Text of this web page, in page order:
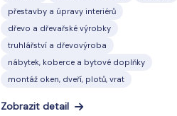
přestavby a úpravy interiérů
dřevo a dřevařské výrobky
truhlářství a dřevovýroba
nábytek, koberce a bytové doplňky
montáž oken, dveří, plotů, vrat
Zobrazit detail